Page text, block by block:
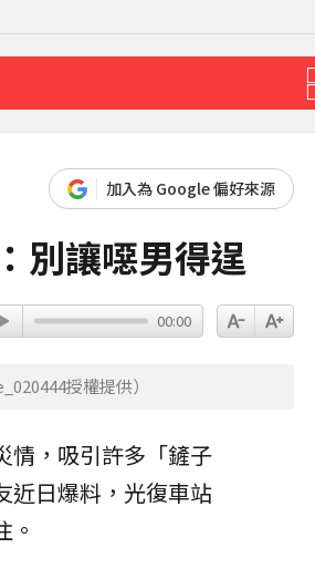
加入為 Google 偏好來源
別讓噁男得逞
00:00
授權提供）
情，吸引許多「鏟子
日爆料， 光復車站
。